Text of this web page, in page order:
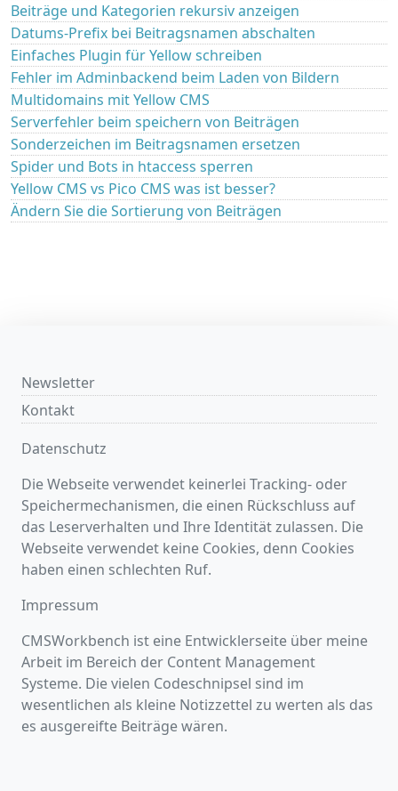
Beiträge und Kategorien rekursiv anzeigen
Datums-Prefix bei Beitragsnamen abschalten
Einfaches Plugin für Yellow schreiben
Fehler im Adminbackend beim Laden von Bildern
Multidomains mit Yellow CMS
Serverfehler beim speichern von Beiträgen
Sonderzeichen im Beitragsnamen ersetzen
Spider und Bots in htaccess sperren
Yellow CMS vs Pico CMS was ist besser?
Ändern Sie die Sortierung von Beiträgen
Newsletter
Kontakt
Datenschutz
Die Webseite verwendet keinerlei Tracking- oder
Speichermechanismen, die einen Rückschluss auf
das Leserverhalten und Ihre Identität zulassen. Die
Webseite verwendet keine Cookies, denn Cookies
haben einen schlechten Ruf.
Impressum
CMSWorkbench ist eine Entwicklerseite über meine
Arbeit im Bereich der Content Management
Systeme. Die vielen Codeschnipsel sind im
wesentlichen als kleine Notizzettel zu werten als das
es ausgereifte Beiträge wären.